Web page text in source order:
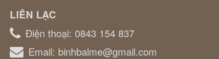
LIÊN LẠC
Điện thoại: 0843 154 837
Email: binhbalme@gmail.com